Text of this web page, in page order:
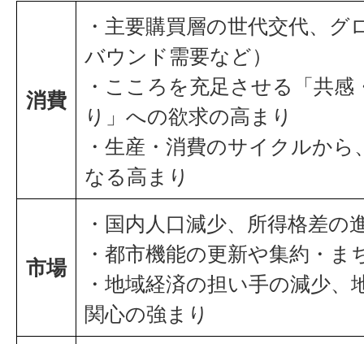
消費
・主要購買層の世代交代、
バウンド需要など）
・こころを充足させる「共
り」への欲求の高まり
・生産・消費のサイクルか
なる高まり
市場
・国内人口減少、所得格差の
・都市機能の更新や集約・
・地域経済の担い手の減少
関心の強まり